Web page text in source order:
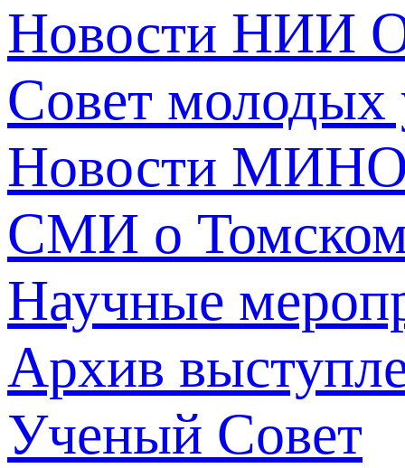
Новости НИИ
Совет молодых
Новости
СМИ о
Научные
Архив
Ученый Совет